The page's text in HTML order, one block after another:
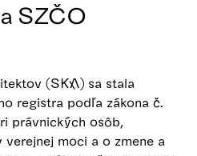
SZČO
(SKA) sa stala
registra podľa zákona č.
právnických osôb,
moci a o zmene a